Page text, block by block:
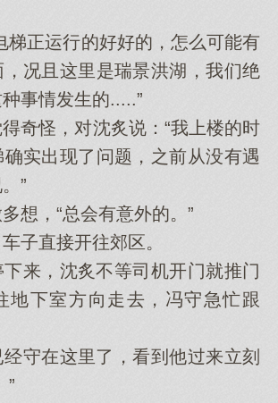
正运行的好好的，怎么可能有
，况且这里是瑞景洪湖，我们绝
事情发生的.....”
怪，对沈炙说：“我上楼的时
实出现了问题，之前从没有遇
”
，“总会有意外的。”
直接开往郊区。
，沈炙不等司机开门就推门
地下室方向走去，冯守急忙跟
在这里了，看到他过来立刻
”